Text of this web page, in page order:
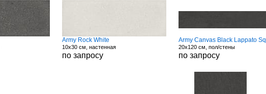
Army Rock White
10x30 см, настенная
по запросу
Army Canvas Black Lappato Sq
20x120 см, пол/стены
по запросу